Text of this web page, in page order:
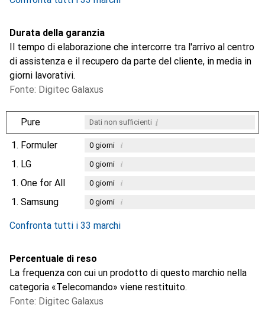
Durata della garanzia
Il tempo di elaborazione che intercorre tra l'arrivo al centro
di assistenza e il recupero da parte del cliente, in media in
giorni lavorativi.
Fonte: Digitec Galaxus
Pure Dati non sufficienti i
1. Formuler 0giorni i
1. LG 0giorni i
1. One for All 0giorni i
1. Samsung 0giorni i
Confronta tutti i 33 marchi
Percentuale di reso
La frequenza con cui un prodotto di questo marchio nella
categoria «Telecomando» viene restituito.
Fonte: Digitec Galaxus